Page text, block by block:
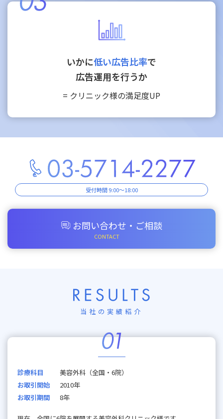
いかに低い広告比率で
広告運用を行うか
= クリニック様の満足度UP
受付時間 9:00～18:00
お問い合わせ・ご相談
当社の実績紹介
診療科目
美容外科（全国・6院）
お取引開始
2010年
お取引期間
8年